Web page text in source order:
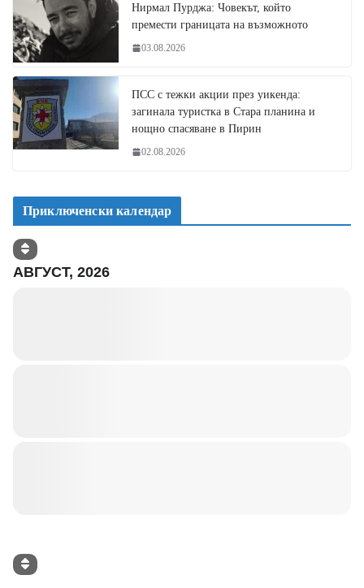
Нирмал Пурджа: Човекът, който
премести границата на възможното
03.08.2026
ПСС с тежки акции през уикенда:
загинала туристка в Стара планина и
нощно спасяване в Пирин
02.08.2026
Приключенски календар
АВГУСТ, 2026